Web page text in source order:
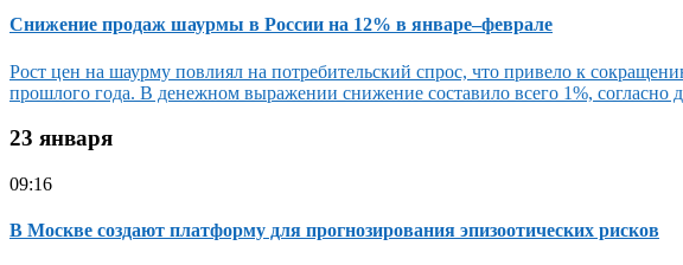
Снижение продаж шаурмы в России на 12% в январе–феврале
Рост цен на шаурму повлиял на потребительский спрос, что привело к
прошлого года. В денежном выражении снижение составило всего 1%,
23 января
09:16
В Москве создают платформу для прогнозирования эпизоотических рисков